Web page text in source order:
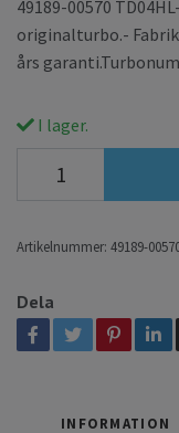
49189-00570
originalturbo.-
års
I lager.
Artikelnummer: 49189-
Dela
INFORMATION